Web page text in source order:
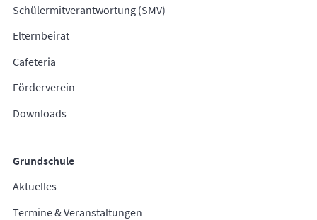
Schülermitverantwortung (SMV)
Elternbeirat
Cafeteria
Förderverein
Downloads
Grundschule
Aktuelles
Termine & Veranstaltungen